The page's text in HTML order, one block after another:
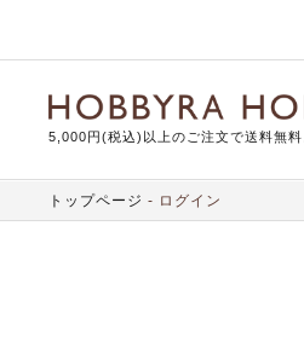
5,000円(税込)以上のご注文で送料無
トップページ ログイン